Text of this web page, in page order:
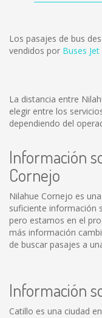
Los pasajes de bus
vendidos por Buses Jet
La distancia entre
elegir entre los
dependiendo del
Información
Cornejo
Nilahue Cornejo es
suficiente información
pero estamos en el
más información
de buscar pasajes a
Información
Catillo es una ciudad